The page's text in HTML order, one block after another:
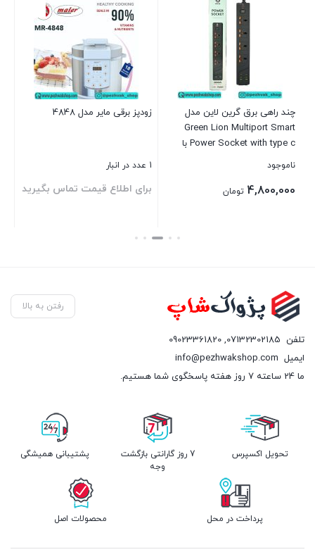
چند راهی برق گرین لاین مدل
Green Lion Multiport Smart
Power Socket with type c با
حداکثر توان 3000W
ناموجود
4,800,000 تومان
زودپز برقی مایر مدل 4848
1 عدد در انبار
برای اطلاع قیمت تماس بگیرید
بستن
رفتن به بالا
تلفن 07132302185
,
09023361820
ایمیل info@pezhwakshop.com
ما 24 ساعته 7 روز هفته پاسخگوی شما هستیم.
تحویل اکسپرس
7 روز گارانتی بازگشت
وجه
پشتیبانی همیشگی
پرداخت در محل محصولات اصل